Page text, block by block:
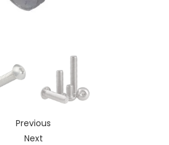
Previous
Next